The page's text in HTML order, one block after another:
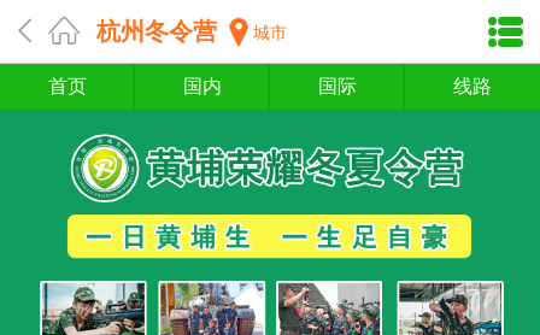
杭州冬令营 城市
首页 国内 国际 线路